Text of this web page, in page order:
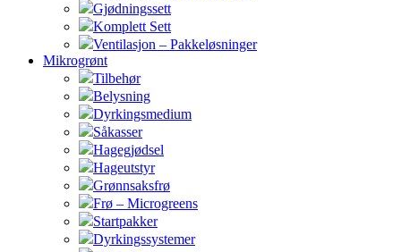
Gjødningssett
Komplett Sett
Ventilasjon – Pakkeløsninger
Mikrogrønt
Tilbehør
Belysning
Dyrkingsmedium
Såkasser
Hagegjødsel
Hageutstyr
Grønnsaksfrø
Frø – Microgreens
Startpakker
Dyrkingssystemer